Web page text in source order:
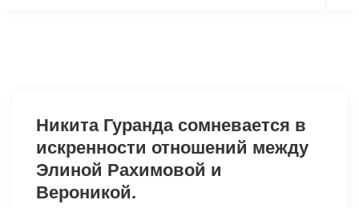
Никита Гуранда сомневается в
искренности отношений между
Элиной Рахимовой и
Вероникой.